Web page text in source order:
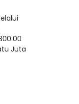
Juta